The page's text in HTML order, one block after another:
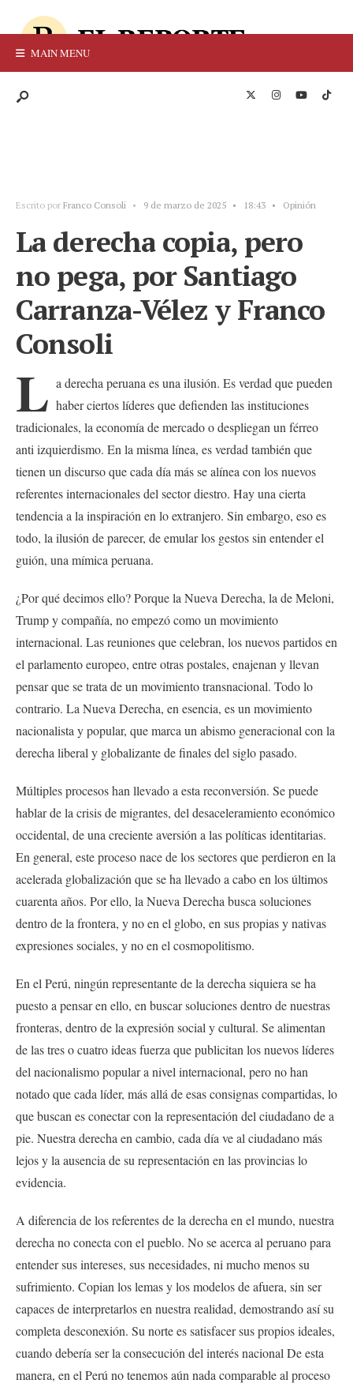
MAIN MENU
Escrito por Franco Consoli • 9 de marzo de 2025 • 18:43 • Opinión
La derecha copia, pero
no pega, por Santiago
Carranza-Vélez y Franco
Consoli
L a derecha peruana es una ilusión. Es verdad que pueden
haber ciertos líderes que defienden las instituciones
tradicionales, la economía de mercado o despliegan un férreo
anti izquierdismo. En la misma línea, es verdad también que
tienen un discurso que cada día más se alínea con los nuevos
referentes internacionales del sector diestro. Hay una cierta
tendencia a la inspiración en lo extranjero. Sin embargo, eso es
todo, la ilusión de parecer, de emular los gestos sin entender el
guión, una mímica peruana.
¿Por qué decimos ello? Porque la Nueva Derecha, la de Meloni,
Trump y compañía, no empezó como un movimiento
internacional. Las reuniones que celebran, los nuevos partidos en
el parlamento europeo, entre otras postales, enajenan y llevan
pensar que se trata de un movimiento transnacional. Todo lo
contrario. La Nueva Derecha, en esencia, es un movimiento
nacionalista y popular, que marca un abismo generacional con la
derecha liberal y globalizante de finales del siglo pasado.
Múltiples procesos han llevado a esta reconversión. Se puede
hablar de la crisis de migrantes, del desaceleramiento económico
occidental, de una creciente aversión a las políticas identitarias.
En general, este proceso nace de los sectores que perdieron en la
acelerada globalización que se ha llevado a cabo en los últimos
cuarenta años. Por ello, la Nueva Derecha busca soluciones
dentro de la frontera, y no en el globo, en sus propias y nativas
expresiones sociales, y no en el cosmopolitismo.
En el Perú, ningún representante de la derecha siquiera se ha
puesto a pensar en ello, en buscar soluciones dentro de nuestras
fronteras, dentro de la expresión social y cultural. Se alimentan
de las tres o cuatro ideas fuerza que publicitan los nuevos líderes
del nacionalismo popular a nivel internacional, pero no han
notado que cada líder, más allá de esas consignas compartidas, lo
que buscan es conectar con la representación del ciudadano de a
pie. Nuestra derecha en cambio, cada día ve al ciudadano más
lejos y la ausencia de su representación en las provincias lo
evidencia.
A diferencia de los referentes de la derecha en el mundo, nuestra
derecha no conecta con el pueblo. No se acerca al peruano para
entender sus intereses, sus necesidades, ni mucho menos su
sufrimiento. Copian los lemas y los modelos de afuera, sin ser
capaces de interpretarlos en nuestra realidad, demostrando así su
completa desconexión. Su norte es satisfacer sus propios ideales,
cuando debería ser la consecución del interés nacional De esta
manera, en el Perú no tenemos aún nada comparable al proceso